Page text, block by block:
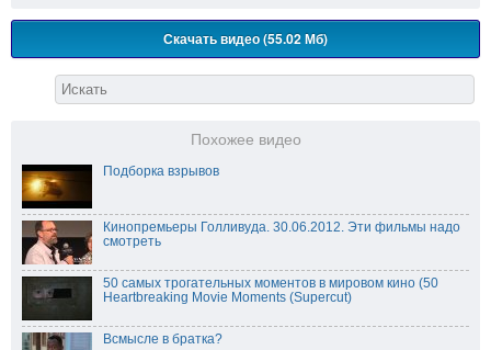
Скачать видео (55.02 Мб)
Похожее видео
Подборка взрывов
Кинопремьеры Голливуда. 30.06.2012. Эти фильмы надо
смотреть
50 самых трогательных моментов в мировом кино (50
Heartbreaking Movie Moments (Supercut)
Всмысле в братка?